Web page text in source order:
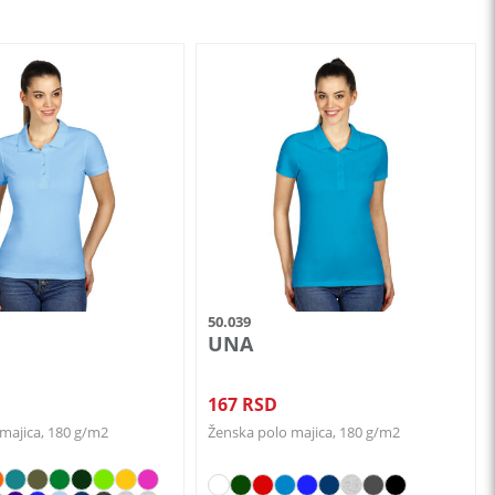
180 g/m2
50.039
UNA
167 RSD
Ženska polo majica, 180 g/m2
varijanti.
stranici
proizvoda.